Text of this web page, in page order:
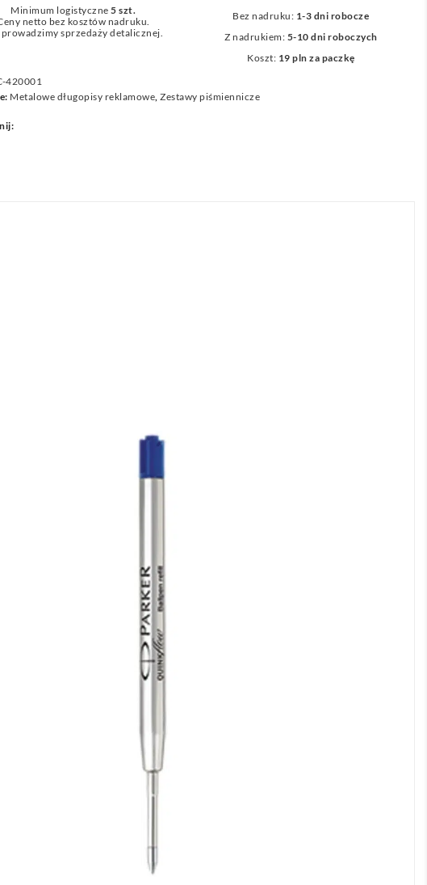
Minimum logistyczne5 szt.
netto bez kosztów nadruku.
prowadzimy sprzedaży detalicznej.
Bez nadruku: 1-3 dni robocze
Z nadrukiem: 5-10 dni roboczych
Koszt: 19 pln za paczkę
420001
Metalowe długopisy reklamowe ,Zestawy piśmiennicze